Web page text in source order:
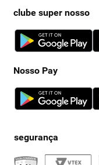
clube super nosso
Nosso Pay